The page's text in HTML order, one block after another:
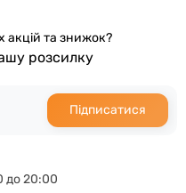
акцій та знижок?
розсилку
Підписатися
до 20:00